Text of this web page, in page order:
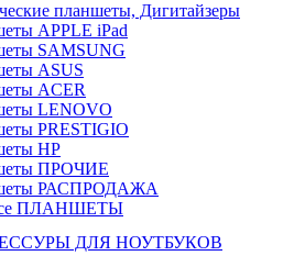
планшеты, Дигитайзеры
APPLE iPad
SAMSUNG
ASUS
ACER
LENOVO
PRESTIGIO
HP
ПРОЧИЕ
РАСПРОДАЖА
ПЛАНШЕТЫ
ДЛЯ НОУТБУКОВ